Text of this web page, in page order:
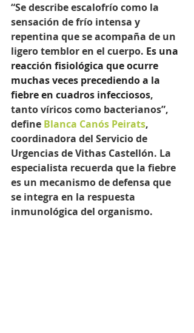
“Se describe escalofrío como la
sensación de frío intensa y
repentina que se acompaña de un
ligero temblor en el cuerpo. Es una
reacción fisiológica que ocurre
muchas veces precediendo a la
fiebre en cuadros infecciosos,
tanto víricos como bacterianos”,
define Blanca Canós Peirats,
coordinadora del Servicio de
Urgencias de Vithas Castellón. La
especialista recuerda que la fiebre
es un mecanismo de defensa que
se integra en la respuesta
inmunológica del organismo.